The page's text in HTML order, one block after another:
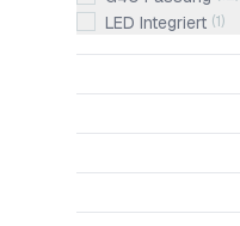
LED Integriert (1)